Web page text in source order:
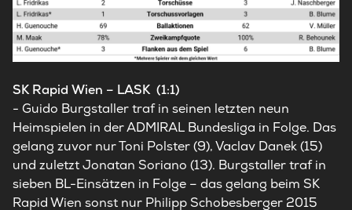
SK Rapid Wien – LASK (1:1)
- Guido Burgstaller traf in seinen letzten neun
Heimspielen in der ADMIRAL Bundesliga in Folge. Das
gelang zuvor nur Toni Polster (9), Vaclav Danek (15)
und zuletzt Jonatan Soriano (13). Burgstaller traf in
sieben BL-Einsätzen in Folge – das gelang beim SK
Rapid Wien sonst nur Philipp Schobesberger 2015